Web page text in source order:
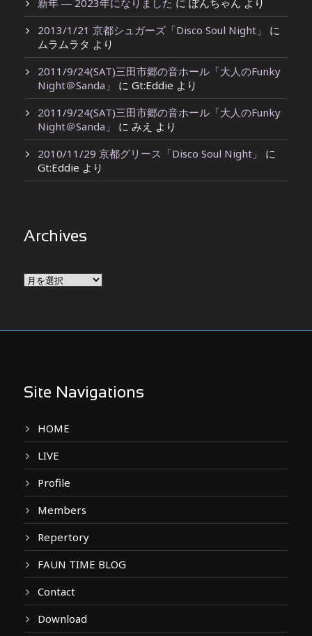
2013/1/21 京都シュガーズ「Disco Soul Night」
に
ムラムラタ より
2011/9/24(SAT)三田市郷の音ホール「大人のFunky
Night＠Sanda」
に Gt:Eddie より
2011/9/24(SAT)三田市郷の音ホール「大人のFunky
Night＠Sanda」
に みえ より
2010/11/29 京都グリース「Disco Soul Night」
に
Gt:Eddie より
Archives
Archives
Site Navigations
HOME
LIVE
Profile
Members
Repertory
FAUN TIME BLOG
Contact
Download